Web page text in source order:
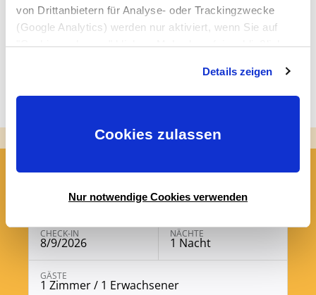
von Drittanbietern für Analyse- oder Trackingzwecke
(Google Analytics) werden nur aktiviert, wenn Sie auf
"Cookies zulassen" klicken. Mehr dazu (einschließlich
Datenschutzerklärung—
Impressum.
Details zeigen
Cookies zulassen
Nur notwendige Cookies verwenden
www.lindengut.eu
Jetzt buchen
CHECK-IN
8/9/2026
NÄCHTE
1 Nacht
GÄSTE
1 Zimmer / 1 Erwachsener
Buchungsmodul mit ausgewählten Parametern